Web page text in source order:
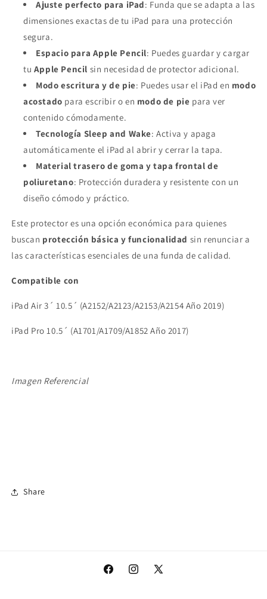
Ajuste perfecto para iPad: Funda que se adapta a las
dimensiones exactas de tu iPad para una protección
segura.
Espacio para Apple Pencil: Puedes guardar y cargar
tu Apple Pencil sin necesidad de protector adicional.
Modo escritura y de pie: Puedes usar el iPad en modo
acostado para escribir o en modo de pie para ver
contenido cómodamente.
Tecnología Sleep and Wake: Activa y apaga
automáticamente el iPad al abrir y cerrar la tapa.
Material trasero de goma y tapa frontal de
poliuretano: Protección duradera y resistente con un
diseño cómodo y práctico.
Este protector es una opción económica para quienes
buscan protección básica y funcionalidad sin renunciar a
las características esenciales de una funda de calidad.
Compatible con
iPad Air 3´ 10.5´ (A2152/A2123/A2153/A2154 Año 2019)
iPad Pro 10.5´ (A1701/A1709/A1852 Año 2017)
Imagen Referencial
Share
FacebookInstagram
X